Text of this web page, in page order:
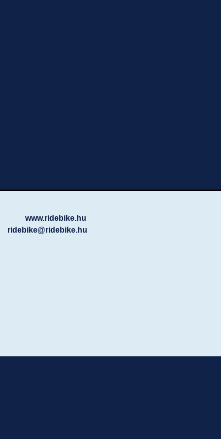
www.ridebike.hu
ridebike@ridebike.hu